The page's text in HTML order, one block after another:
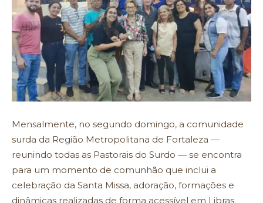
Mensalmente, no segundo domingo, a comunidade
surda da Região Metropolitana de Fortaleza —
reunindo todas as Pastorais do Surdo — se encontra
para um momento de comunhão que inclui a
celebração da Santa Missa, adoração, formações e
dinâmicas realizadas de forma acessível em Libras.